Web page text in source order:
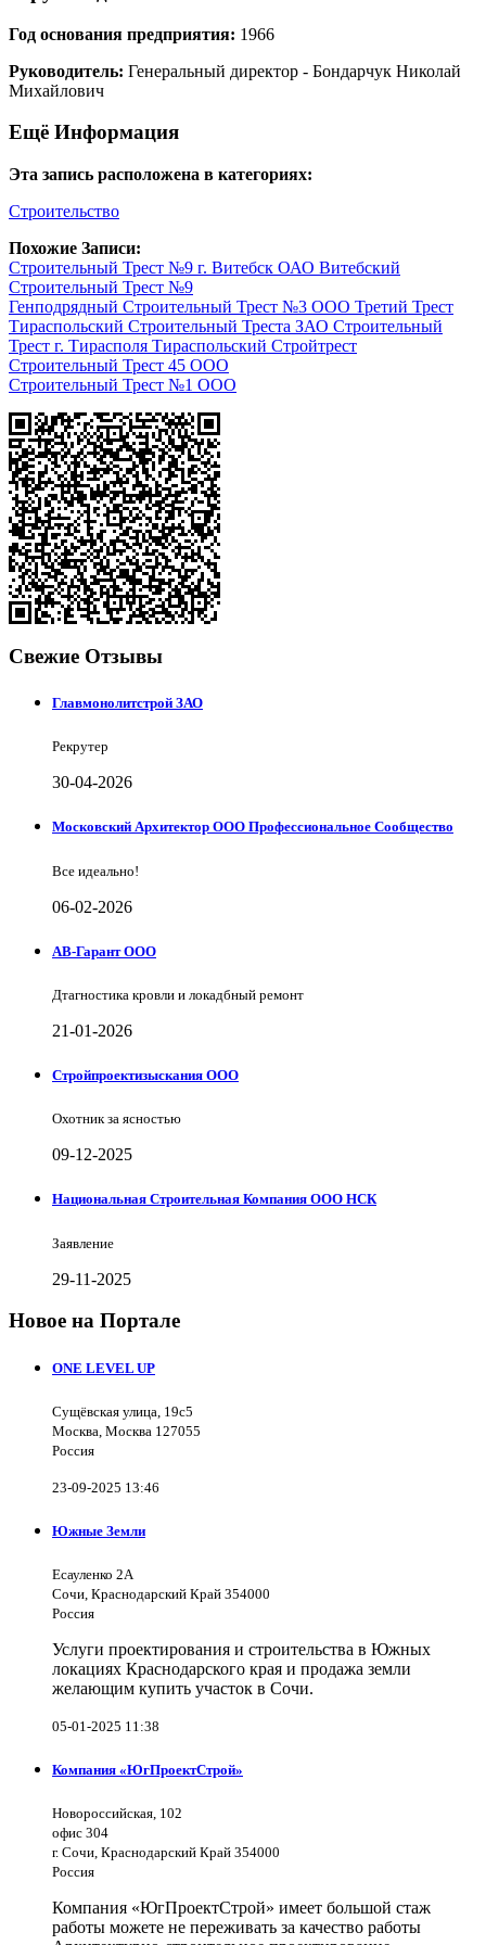
Год основания предприятия: 1966
Руководитель: Генеральный директор - Бондарчук Николай
Михайлович
Ещё Информация
Эта запись расположена в категориях:
Строительство
Похожие Записи:
Строительный Трест №9 г. Витебск ОАО Витебский
Строительный Трест №9
Генподрядный Строительный Трест №3 ООО Третий Трест
Тираспольский Строительный Треста ЗАО Строительный
Трест г. Тирасполя Тираспольский Стройтрест
Строительный Трест 45 ООО
Строительный Трест №1 ООО
Свежие Отзывы
Главмонолитстрой ЗАО
Рекрутер
30-04-2026
Московский Архитектор ООО Профессиональное Сообщество
Все идеально!
06-02-2026
АВ-Гарант ООО
Дтагностика кровли и локадбный ремонт
21-01-2026
Стройпроектизыскания ООО
Охотник за ясностью
09-12-2025
Национальная Строительная Компания ООО НСК
Заявление
29-11-2025
Новое на Портале
ONE LEVEL UP
Сущёвская улица, 19с5
Москва, Москва 127055
Россия
23-09-2025 13:46
Южные Земли
Есауленко 2А
Сочи, Краснодарский Край 354000
Россия
Услуги проектирования и строительства в Южных
локациях Краснодарского края и продажа земли
желающим купить участок в Сочи.
05-01-2025 11:38
Компания «ЮгПроектСтрой»
Новороссийская, 102
офис 304
г. Сочи, Краснодарский Край 354000
Россия
Компания «ЮгПроектСтрой» имеет большой стаж
работы можете не переживать за качество работы